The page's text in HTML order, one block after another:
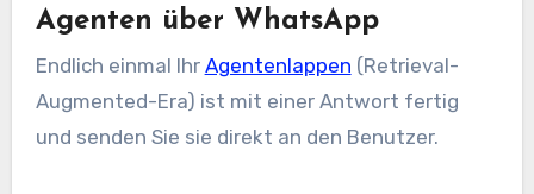
Agenten über WhatsApp
Endlich einmal Ihr Agentenlappen (Retrieval-
Augmented-Era) ist mit einer Antwort fertig
und senden Sie sie direkt an den Benutzer.